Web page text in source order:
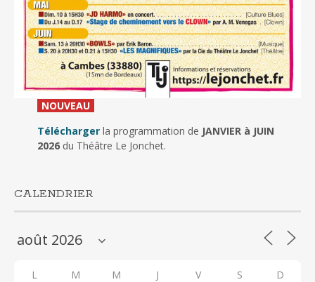
NOUVEAU_
Télécharger la programmation de JANVIER à JUIN
2026du Théâtre Le Jonchet.
CALENDRIER
L M M J V S D